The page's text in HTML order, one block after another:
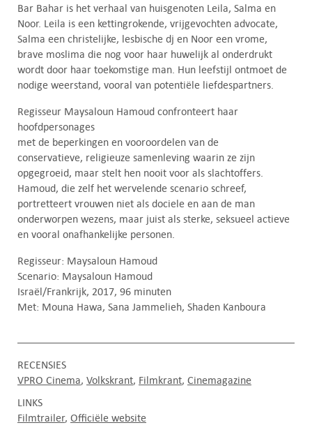
Bar Bahar is het verhaal van huisgenoten Leila, Salma en
Noor. Leila is een kettingrokende, vrijgevochten advocate,
Salma een christelijke, lesbische dj en Noor een vrome,
brave moslima die nog voor haar huwelijk al onderdrukt
wordt door haar toekomstige man. Hun leefstijl ontmoet de
nodige weerstand, vooral van potentiële liefdespartners.
Regisseur Maysaloun Hamoud confronteert haar
hoofdpersonages
met de beperkingen en vooroordelen van de
conservatieve, religieuze samenleving waarin ze zijn
opgegroeid, maar stelt hen nooit voor als slachtoffers.
Hamoud, die zelf het wervelende scenario schreef,
portretteert vrouwen niet als dociele en aan de man
onderworpen wezens, maar juist als sterke, seksueel actieve
en vooral onafhankelijke personen.
Regisseur: Maysaloun Hamoud
Scenario: Maysaloun Hamoud
Israël/Frankrijk, 2017, 96 minuten
Met: Mouna Hawa, Sana Jammelieh, Shaden Kanboura
RECENSIES
VPRO Cinema Volkskrant Filmkrant Cinemagazine
LINKS
Filmtrailer Officiële website